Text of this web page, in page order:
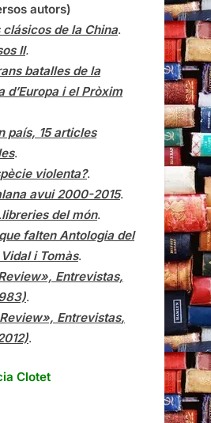
autors)
clásicos de la China.
II.
batalles de la
d’Europa i el Pròxim
país, 15 articles
.
violenta?.
avui 2000-2015.
del món.
falten Antologia del
i Tomàs.
Entrevistas,
.
Entrevistas,
.
Clotet